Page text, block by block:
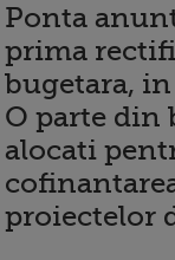
Ponta
prima
bugetara,
O parte din
alocati
proiectelor